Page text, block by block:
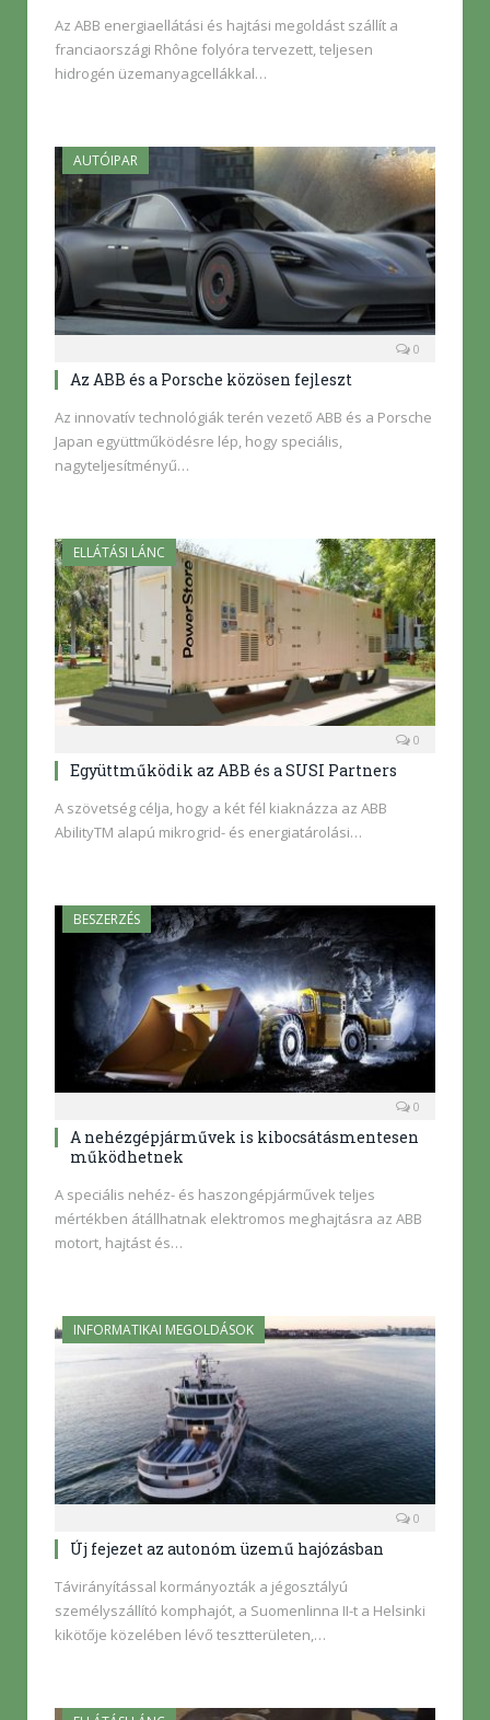
Az ABB energiaellátási és hajtási megoldást szállít a
franciaországi Rhône folyóra tervezett, teljesen
hidrogén üzemanyagcellákkal…
AUTÓIPAR
0
Az ABB és a Porsche közösen fejleszt
Az innovatív technológiák terén vezető ABB és a Porsche
Japan együttműködésre lép, hogy speciális,
nagyteljesítményű…
ELLÁTÁSI LÁNC
0
Együttműködik az ABB és a SUSI Partners
A szövetség célja, hogy a két fél kiaknázza az ABB
AbilityTM alapú mikrogrid- és energiatárolási…
BESZERZÉS
0
A nehézgépjárművek is kibocsátásmentesen
működhetnek
A speciális nehéz- és haszongépjárművek teljes
mértékben átállhatnak elektromos meghajtásra az ABB
motort, hajtást és…
INFORMATIKAI MEGOLDÁSOK
0
Új fejezet az autonóm üzemű hajózásban
Távirányítással kormányozták a jégosztályú
személyszállító komphajót, a Suomenlinna II-t a Helsinki
kikötője közelében lévő tesztterületen,…